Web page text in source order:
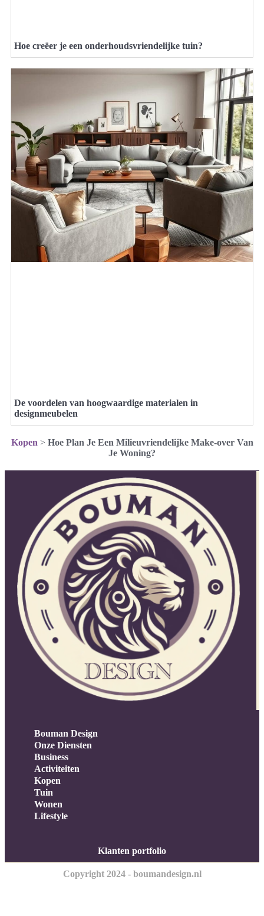
Hoe creëer je een onderhoudsvriendelijke tuin?
De voordelen van hoogwaardige materialen in
designmeubelen
Kopen > Hoe Plan Je Een Milieuvriendelijke Make-over Van
Je Woning?
Bouman Design
Onze Diensten
Business
Activiteiten
Kopen
Tuin
Wonen
Lifestyle
Klanten portfolio
Copyright 2024 - boumandesign.nl